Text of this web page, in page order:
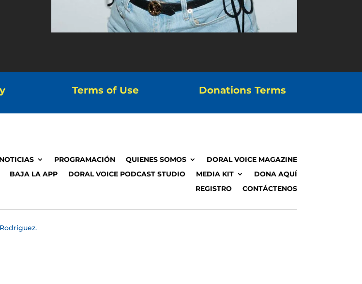
Terms of Use Donations Terms
NOTICIAS PROGRAMACIÓN QUIENES SOMOS
DORAL VOICE MAGAZINE
BAJA LA APP
DORAL VOICE PODCAST STUDIO MEDIA KIT
DONA AQUÍ
REGISTRO
CONTÁCTENOS